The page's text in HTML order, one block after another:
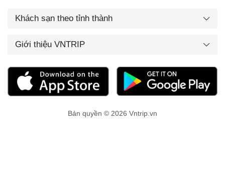
Khách sạn theo tỉnh thành
Giới thiệu VNTRIP
Bản quyền © 2026 Vntrip.vn